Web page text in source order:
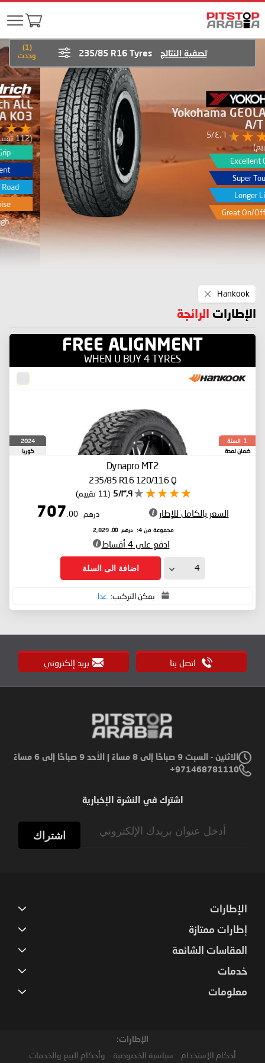
BFGoodrich ALL
TERRAIN T/A KO3
(112 تقييم)
Excellent Grip
Fuel Efficient
Excellent off Road
Lowest Noise
Super Tough
(
1
)
وجدت
تصفية النتائج 235/85 R16 Tyres
Hankook
This
Item
الإطارات الرائجة
FREE ALIGNMENT
WHEN U BUY 4 TYRES
1 السنة
ضمان لمدة
2024
كوريا
Dynapro MT2
235/85 R16 120/116 Q
٣٫٩/5 (11 تقييم)
السعر بالكامل للإطار درهم 707
.00
مجموعة من 4: درهم 2,829
.00
ادفع على 4 أقساط
اضافة الى السلة
يمكن التركيب: غدا
اتصل بنا بريد إلكتروني
الاثنين - السبت 9 صباحًا إلى 8 مساءً | الأحد 9 صباحًا إلى 6 مساءً
971468781110+
اشترك في النشرة الإخبارية
اشتراك
الإطارات
إطارات ممتازة
المقاسات الشائعة
خدمات
معلومات
الإطارات:
أحكام الإستخدام سياسية الخصوصية وأحكام البيع والخدمات